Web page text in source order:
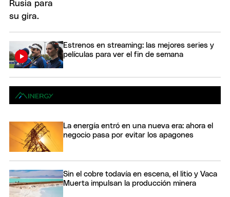
Estrenos en streaming: las mejores series y
películas para ver el fin de semana
La energía entró en una nueva era: ahora el
negocio pasa por evitar los apagones
Sin el cobre todavía en escena, el litio y Vaca
Muerta impulsan la producción minera